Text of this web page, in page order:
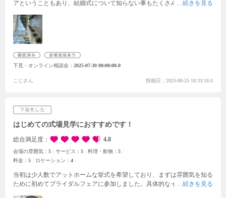
アということもあり、結婚式について知らない事もたくさんあったのです
結婚式場の中を案内してくださり、ロビーや親族の控え室、チャペル、パ
ーティー会場等を見ることができました。その中で特に印象に残ったのは
チャペルです。全面ガラス張りで開放感もあり、とても神秘的な場所でし
も惹かれました。また、パーティー会場が縦ではなく横に広いため、新郎
新婦の席からゲストとの距離が近いことに魅力を感じました。不安に思っ
とても楽しい時間になりました！
下見・オンライン相談会 2025-07-30 00:00:00.0
こじさん 投稿日：2025-08-25 18:33:18.0
はじめての式場見学におすすめです！
総合満足度 4.8
会場の雰囲気： 5 サービス： 5 料理・飲物： 5
料金： 5 ロケーション： 4
当初は少人数でアットホームな挙式を希望しており、まずは雰囲気を知る
ために初めてブライダルフェアに参加しました。具体的なイメージがない